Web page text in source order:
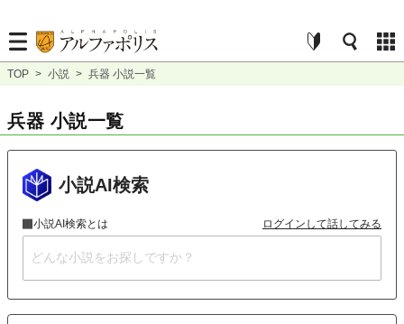
TOP > 小説 > 兵器 小説一覧
兵器 小説一覧
小説AI検索
小説AI検索とは ログインして話してみる